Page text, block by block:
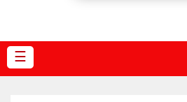
☰
विचार